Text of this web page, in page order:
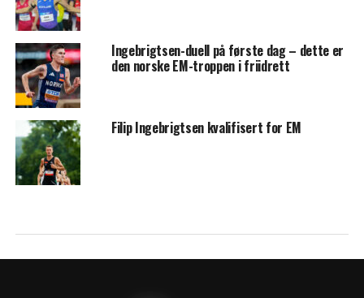
Ingebrigtsen-duell på første dag – dette er
den norske EM-troppen i friidrett
Filip Ingebrigtsen kvalifisert for EM